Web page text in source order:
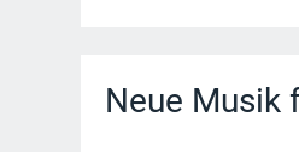
Neue Musik